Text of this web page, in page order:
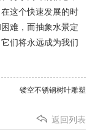
这个快速发展的时
难，而抽象水景定
们将永远成为我们
镂空不锈钢树叶雕塑
返回列表